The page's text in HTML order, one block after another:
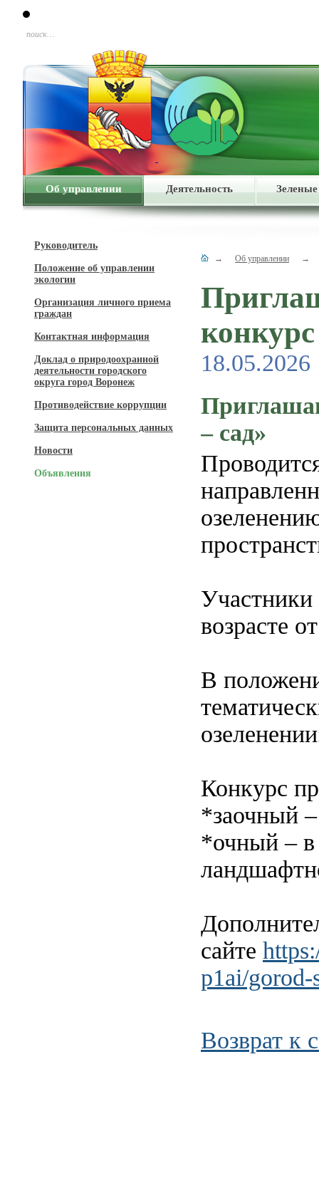
поиск…
Об управлении Деятельность
Руководитель
Положение об управлении
экологии
Организация личного приема
граждан
Контактная информация
Доклад о природоохранной
деятельности городского
округа город Воронеж
Противодействие коррупции
Защита персональных данных
Новости
Объявления
→ Об управлении →
18.05.2026
– сад»
возрасте
В
Конкурс
*заочный
*очный – в
сайте
p1ai/gorod-
Возврат к